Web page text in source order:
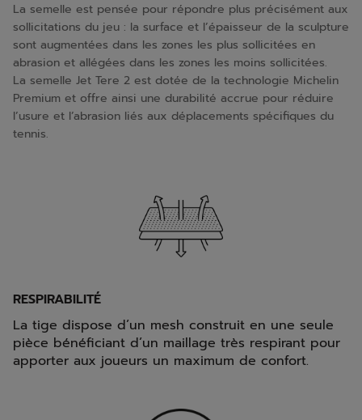
La semelle est pensée pour répondre plus précisément aux
sollicitations du jeu : la surface et l’épaisseur de la sculpture
sont augmentées dans les zones les plus sollicitées en
abrasion et allégées dans les zones les moins sollicitées.
La semelle Jet Tere 2 est dotée de la technologie Michelin
Premium et offre ainsi une durabilité accrue pour réduire
l’usure et l’abrasion liés aux déplacements spécifiques du
tennis.
RESPIRABILITÉ
La tige dispose d’un mesh construit en une seule
pièce bénéficiant d’un maillage très respirant pour
apporter aux joueurs un maximum de confort.